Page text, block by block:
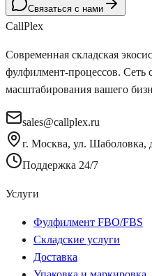
Связаться с нами
CallPlex
Современная складская
фулфилмент-процессов. Сеть
масштабирования вашего
sales@callplex.ru
г. Москва, ул. Шаболовка,
Поддержка 24/7
Услуги
Фулфилмент FBO/FBS
Складские услуги
Доставка